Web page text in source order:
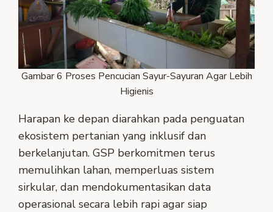
Gambar 6 Proses Pencucian Sayur-Sayuran Agar Lebih
Higienis
Harapan ke depan diarahkan pada penguatan
ekosistem pertanian yang inklusif dan
berkelanjutan. GSP berkomitmen terus
memulihkan lahan, memperluas sistem
sirkular, dan mendokumentasikan data
operasional secara lebih rapi agar siap